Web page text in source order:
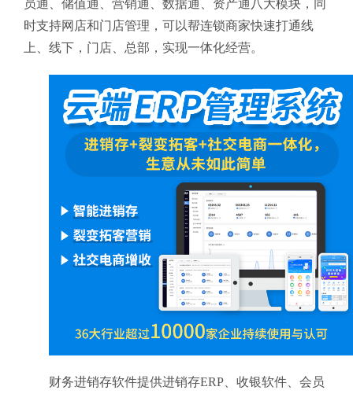
员通、储值通、营销通、数据通、资产通八大模块，同
时支持网店和门店管理，可以帮连锁商家快速打通线
上、线下，门店、总部，实现一体化经营。
财务进销存软件提供进销存ERP、收银软件、会员